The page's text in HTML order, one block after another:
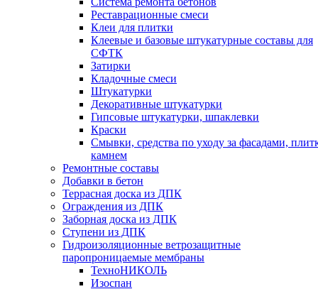
Реставрационные смеси
Клеи для плитки
Клеевые и базовые штукатурные составы для
СФТК
Затирки
Кладочные смеси
Штукатурки
Декоративные штукатурки
Гипсовые штукатурки, шпаклевки
Краски
Смывки, средства по уходу за фасадами,
камнем
Ремонтные составы
Добавки в бетон
Террасная доска из ДПК
Ограждения из ДПК
Заборная доска из ДПК
Ступени из ДПК
Гидроизоляционные ветрозащитные
паропроницаемые мембраны
ТехноНИКОЛЬ
Изоспан